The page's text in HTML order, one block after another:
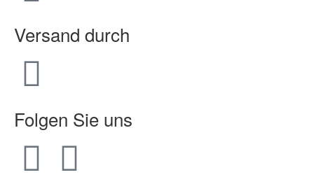
Versand durch
Folgen Sie uns